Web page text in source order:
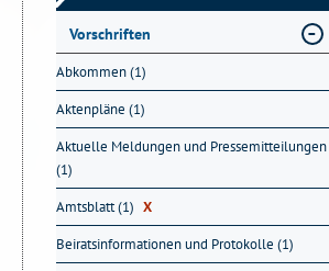
Vorschriften
Abkommen (1)
Aktenpläne (1)
Aktuelle Meldungen und Pressemitteilungen
(1)
Amtsblatt (1) X
Beiratsinformationen und Protokolle (1)